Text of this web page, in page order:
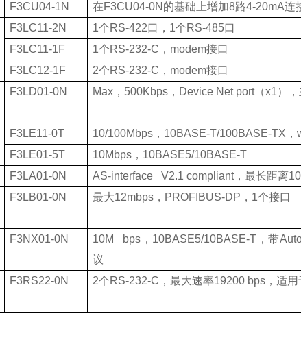
F3CU04-1N
在F3CU04-0N 的基础上增加8路4-20mA连
F3LC11-2N 1个RS-422口， 1个RS-485口
F3LC11-1F
1个RS-232-C ， modem接口
F3LC12-1F
2个RS-232-C ， modem接口
F3LD01-0N Max， 500Kbps， Device Net port（x1），
F3LE11-0T 10/100Mbps， 10BASE-T/100BASE-TX ，
F3LE01-5T
10Mbps， 10BASE5/10BASE-T
F3LA01-0N AS-interface V2.1 compliant，最长距离
F3LB01-0N 最大12mbps， PROFIBUS-DP ， 1个接口
F3NX01-0N 10M bps ， 10BASE5/10BASE-T ，带
议
F3RS22-0N 2个RS-232-C ，最大速率19200 bps，适用